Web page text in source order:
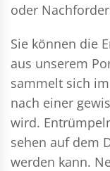
oder
Sie können die
aus unserem
sammelt sich
nach einer
wird.
sehen auf dem
werden kann.